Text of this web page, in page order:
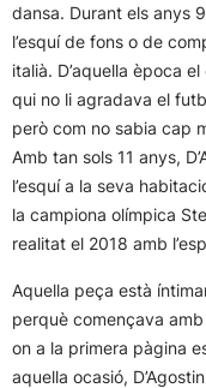
dansa. Durant els anys
l’esquí de fons o de
italià. D’aquella època
qui no li agradava el
però com no sabia cap
Amb tan sols 11 anys,
l’esquí a la seva
la campiona olímpica
realitat el 2018 amb
Aquella peça està
perquè començava
on a la primera pàgina
aquella ocasió,